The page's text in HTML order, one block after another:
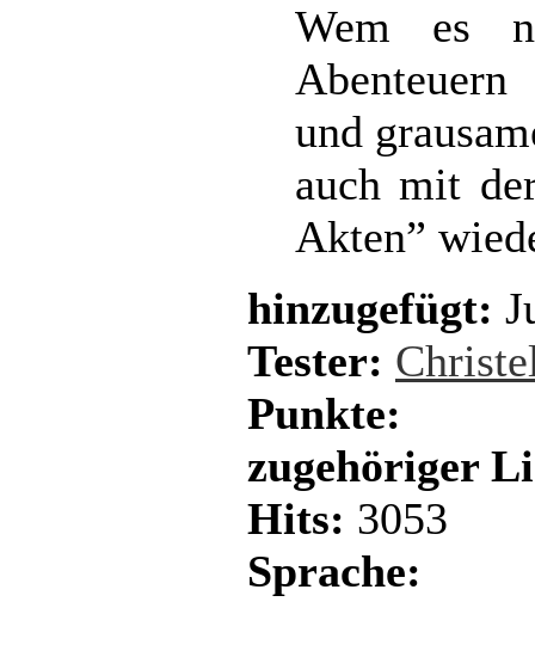
Wem es
und
auch mit
Akten”
hinzugefügt:
Tester:
Punkte:
zugehöriger
Hits: 3053
Sprache: